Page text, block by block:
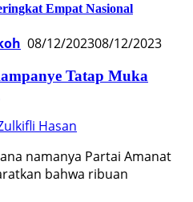
Empat Nasional
08/12/202308/12/2023
Tatap Muka
Hasan
namanya Partai Amanat
bahwa ribuan